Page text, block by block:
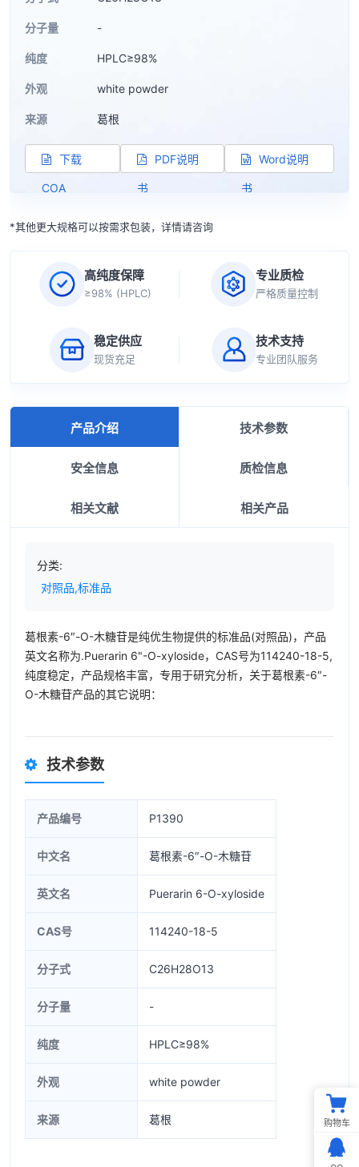
分子量 -
纯度 HPLC≥98%
外观 white powder
来源 葛根
下载
COA
PDF说明
书
Word说明
书
*其他更大规格可以按需求包装，详情请咨询
高纯度保障
≥98% (HPLC)
专业质检
严格质量控制
稳定供应
现货充足
技术支持
专业团队服务
产品介绍 技术参数
安全信息 质检信息
相关文献 相关产品
分类:
对照品,标准品
葛根素-6″-O-木糖苷是纯优生物提供的标准品(对照品)，产品
英文名称为.Puerarin 6"-O-xyloside，CAS号为114240-18-5,
纯度稳定，产品规格丰富，专用于研究分析，关于葛根素-6″-
O-木糖苷产品的其它说明：
技术参数
产品编号 P1390
中文名 葛根素-6″-O-木糖苷
英文名 Puerarin 6-O-xyloside
CAS号 114240-18-5
分子式 C26H28O13
分子量 -
纯度 HPLC≥98%
外观 white powder
来源 葛根 购物车